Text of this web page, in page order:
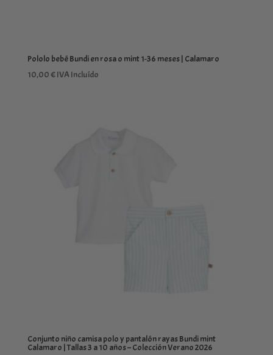
Pololo bebé Bundi en rosa o mint 1-36 meses | Calamaro
10,00€IVA Incluído
Conjunto niño camisa polo y pantalón rayas Bundi mint
Calamaro | Tallas 3 a 10 años – Colección Verano 2026